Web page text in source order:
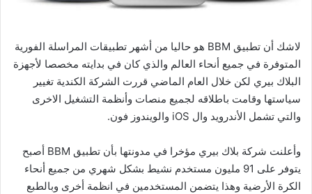
لاشك أن تطبيق BBM هو حاليا من أشهر تطبيقات المراسلة الفورية
المتوفرة في جميع أنحاء العالم والذي كان في بدايته مخصصا لأجهزة
البلاك بيري لكن خلال العام الماضي قررت الشركة الكندية تغيير
سياستها وقامت باطلاقه لجميع منصات وأنظمة التشغيل الاخرى
والتي تشمل الأندرويد وال iOS والويندوز فون.
وأعلنت شركة بلاك بيري مؤخرا في مدونتها بأن تطبيق BBM أصبح
يتوفر على 91 مليون مستخدم نشيط بشكل شهري من جميع أنحاء
الكرة الأرضية وهذا يتضمن المستخدمين في انظمة أخرى وبالطبع